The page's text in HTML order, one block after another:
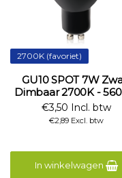
2700K (favoriet)
GU10 SPOT 7W
Dimbaar 2700K -
€3,50 Incl. btw
€2,89 Excl. btw
In winkelwagen